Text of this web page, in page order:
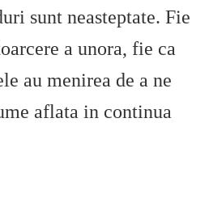
sunt neasteptate. Fie
a unora, fie ca
au menirea de a ne
aflata in continua